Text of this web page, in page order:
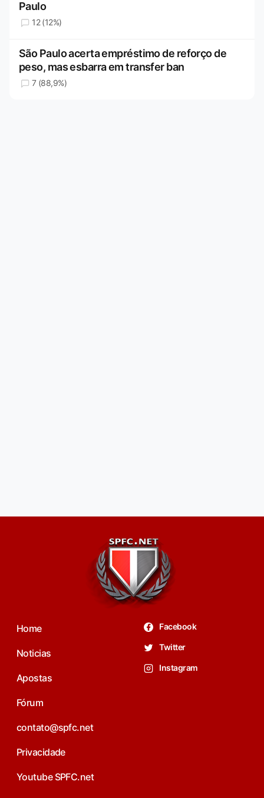
Paulo
12 (12%)
São Paulo acerta empréstimo de reforço de
peso, mas esbarra em transfer ban
7 (88,9%)
Home
Noticias
Apostas
Fórum
contato@spfc.net
Privacidade
Youtube SPFC.net
Facebook
Twitter
Instagram